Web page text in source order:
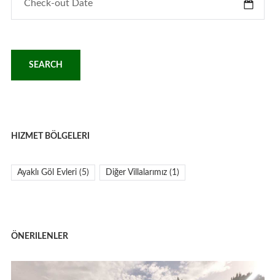
HIZMET BÖLGELERI
Ayaklı Göl Evleri(5) Diğer Villalarımız(1)
ÖNERILENLER